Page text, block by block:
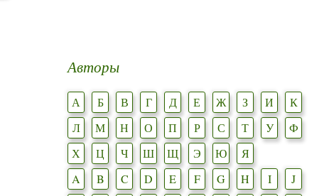
Авторы
А Б В Г Д Е Ж З И
К
Л
М Н О П Р С Т У
Ф
Х
Ц Ч Ш Щ Э Ю
Я
A
B C D E F G H I
J